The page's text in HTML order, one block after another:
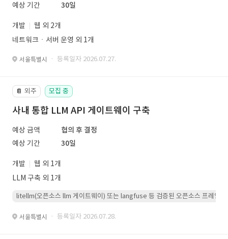
예상 기간
30일
개발
웹 외 2개
네트워크ㆍ서버 운영 외 1개
서울특별시 · 등록일자 2026.07.27.
📔 외주 모집 중
사내 통합 LLM API 게이트웨이 구축
예상 금액
협의 후 결정
예상 기간
30일
개발
웹 외 1개
LLM 구축 외 1개
litellm(오픈소스 llm 게이트웨이) 또는 langfuse 등 검증된 오픈소스 프레임워
서울특별시 · 등록일자 2026.07.28.